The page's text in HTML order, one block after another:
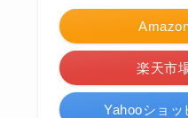
楽天市
Yahooショッ